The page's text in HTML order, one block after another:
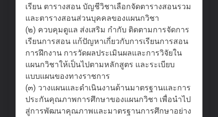
เรียน ตารางสอน บัญชีวิชาเลือกจัดตารางสอนรวม
และตารางสอนส่วนบุคคลของแผนกวิชา
(๒) ควบคุมดูแล ส่งเสริม กำกับ ติดตามการจัดการ
เรียนการสอน แก้ปัญหาเกี่ยวกับการเรียนการสอน
การฝึกงาน การวัดผลประเมินผลและการวิจัยใน
แผนกวิชาให้เป็นไปตามหลักสูตร และระเบียบ
แบบแผนของทางราชการ
(๓) วางแผนและดำเนินงานด้านมาตรฐานและการ
ประกันคุณภาพการศึกษาของแผนกวิชา เพื่อนำไป
สู่การพัฒนาคุณภาพและมาตรฐานการศึกษาอย่าง